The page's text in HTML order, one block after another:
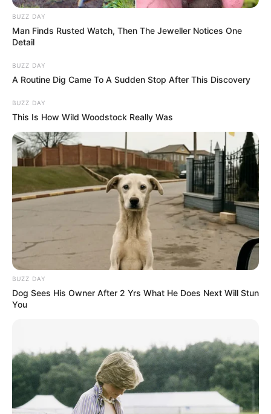
BUZZ DAY
Man Finds Rusted Watch, Then The Jeweller Notices One
Detail
BUZZ DAY
A Routine Dig Came To A Sudden Stop After This Discovery
BUZZ DAY
This Is How Wild Woodstock Really Was
BUZZ DAY
Dog Sees His Owner After 2 Yrs What He Does Next Will Stun
You